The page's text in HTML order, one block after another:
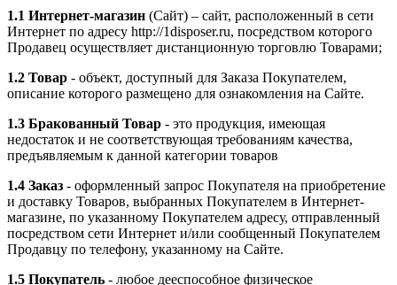
1.1 Интернет-магазин (Сайт) – сайт, расположенный в сети
Интернет по адресу http://1disposer.ru, посредством которого
Продавец осуществляет дистанционную торговлю Товарами;
1.2 Товар - объект, доступный для Заказа Покупателем,
описание которого размещено для ознакомления на Сайте.
1.3 Бракованный Товар - это продукция, имеющая
недостаток и не соответствующая требованиям качества,
предъявляемым к данной категории товаров
1.4 Заказ - оформленный запрос Покупателя на приобретение
и доставку Товаров, выбранных Покупателем в Интернет-
магазине, по указанному Покупателем адресу, отправленный
посредством сети Интернет и/или сообщенный Покупателем
Продавцу по телефону, указанному на Сайте.
1.5 Покупатель - любое дееспособное физическое